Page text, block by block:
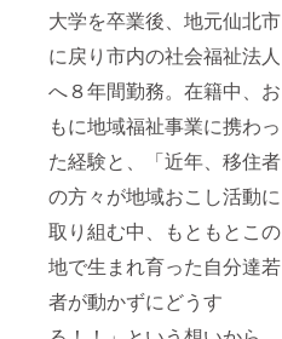
大学を卒業後、地元仙北市
に戻り市内の社会福祉法人
へ８年間勤務。在籍中、お
もに地域福祉事業に携わっ
た経験と、「近年、移住者
の方々が地域おこし活動に
取り組む中、もともとこの
地で生まれ育った自分達若
者が動かずにどうす